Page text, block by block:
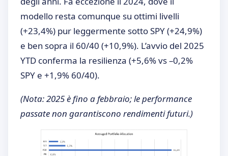
modello resta comunque su ottimi livelli
(+23,4%) pur leggermente sotto SPY (+24,9%)
e ben sopra il 60/40 (+10,9%). L’avvio del 2025
YTD conferma la resilienza (+5,6% vs –0,2%
SPY e +1,9% 60/40).
(Nota: 2025 è fino a febbraio; le performance
passate non garantiscono rendimenti futuri.)